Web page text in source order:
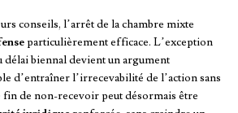
conseils, l’arrêt de la chambre mixte
particulièrement efficace. L’exception
biennal devient un argument
d’entraîner l’irrecevabilité de l’action sans
fin de non-recevoir peut désormais être